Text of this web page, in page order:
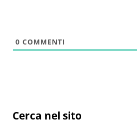
0 COMMENTI
Sidebar
Cerca nel sito